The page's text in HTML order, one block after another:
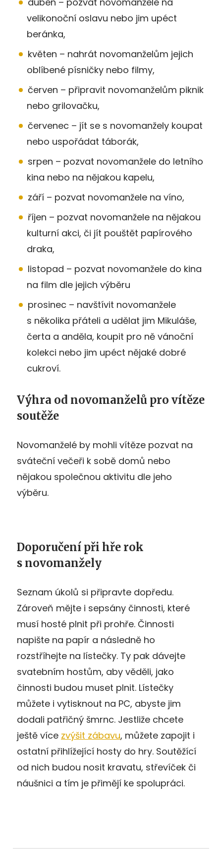
velikonoční oslavu nebo jim upéct
beránka,
květen – nahrát novomanželům jejich
oblíbené písničky nebo filmy,
červen – připravit novomanželům piknik
nebo grilovačku,
červenec – jít se s novomanžely koupat
nebo uspořádat táborák,
srpen – pozvat novomanžele do letního
kina nebo na nějakou kapelu,
září – pozvat novomanžele na víno,
říjen – pozvat novomanžele na nějakou
kulturní akci, či jít pouštět papírového
draka,
listopad – pozvat novomanžele do kina
na film dle jejich výběru
prosinec – navštívit novomanžele
s několika přáteli a udělat jim Mikuláše,
čerta a anděla, koupit pro ně vánoční
kolekci nebo jim upéct nějaké dobré
cukroví.
Výhra od novomanželů pro vítěze
soutěže
Novomanželé by mohli vítěze pozvat na
sváteční večeři k sobě domů nebo
nějakou společnou aktivitu dle jeho
výběru.
Doporučení při hře rok
s novomanžely
Seznam úkolů si připravte dopředu.
Zároveň mějte i sepsány činnosti, které
musí hosté plnit při prohře. Činnosti
napište na papír a následně ho
rozstříhejte na lístečky. Ty pak dávejte
svatebním hostům, aby věděli, jako
činnosti budou muset plnit. Lístečky
můžete i vytisknout na PC, abyste jim
dodali patřičný šmrnc. Jestliže chcete
ještě více zvýšit zábavu, můžete zapojit i
ostatní přihlížející hosty do hry. Soutěžící
od nich budou nosit kravatu, střevíček či
náušnici a tím je přimějí ke spolupráci.